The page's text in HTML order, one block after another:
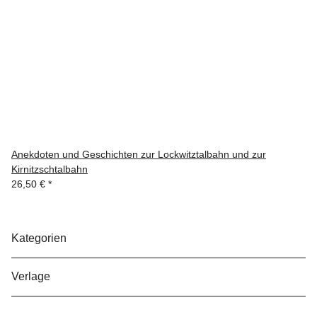
Anekdoten und Geschichten zur Lockwitztalbahn und zur
Kirnitzschtalbahn
26,50 € *
Kategorien
Verlage